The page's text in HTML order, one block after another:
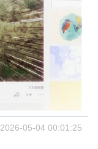
2026-05-04 00:01:25